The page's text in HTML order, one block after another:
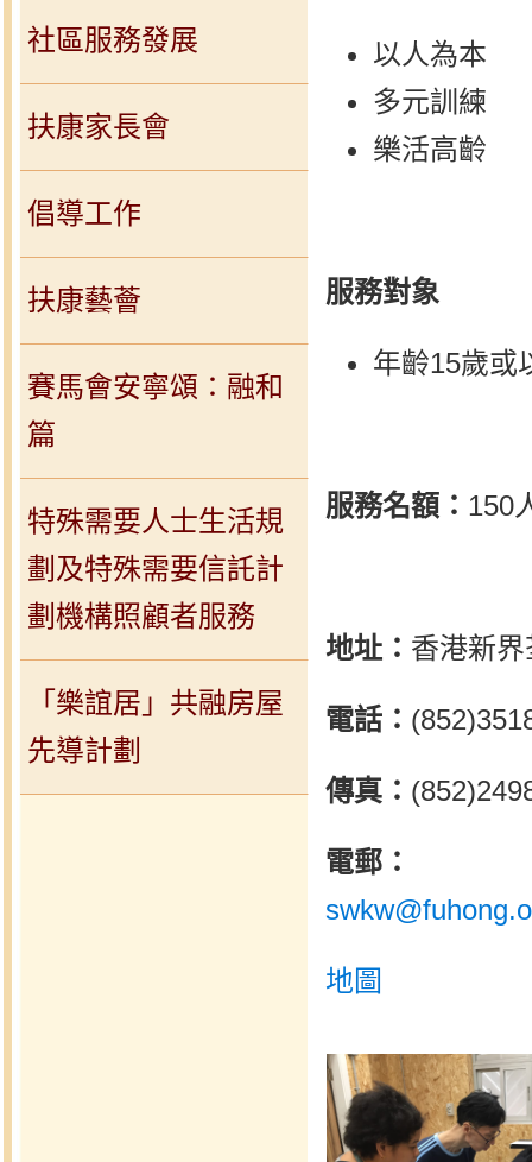
社區服務發展
扶康家長會
倡導工作
扶康藝薈
賽馬會安寧頌：融和
篇
特殊需要人士生活規
劃及特殊需要信託計
劃機構照顧者服務
「樂誼居」共融房屋
先導計劃
以人為本
多元訓練
樂活高齡
服務對象
年齡15歲或
服務名額： 150
地址： 香港新
電話：
傳真：
電郵：
地圖